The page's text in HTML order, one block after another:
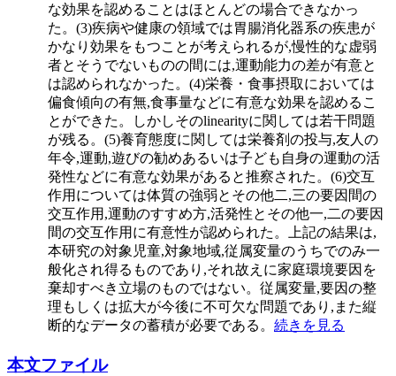
な効果を認めることはほとんどの場合できなかっ
た。(3)疾病や健康の領域では胃腸消化器系の疾患が
かなり効果をもつことが考えられるが,慢性的な虚弱
者とそうでないものの間には,運動能力の差が有意と
は認められなかった。(4)栄養・食事摂取においては
偏食傾向の有無,食事量などに有意な効果を認めるこ
とができた。しかしそのlinearityに関しては若干問題
が残る。(5)養育態度に関しては栄養剤の投与,友人の
年令,運動,遊びの勧めあるいは子ども自身の運動の活
発性などに有意な効果があると推察された。(6)交互
作用については体質の強弱とその他二,三の要因間の
交互作用,運動のすすめ方,活発性とその他一,二の要因
間の交互作用に有意性が認められた。上記の結果は,
本研究の対象児童,対象地域,従属変量のうちでのみ一
般化され得るものであり,それ故えに家庭環境要因を
棄却すべき立場のものではない。従属変量,要因の整
理もしくは拡大が今後に不可欠な問題であり,また縦
断的なデータの蓄積が必要である。 続きを見る
本文ファイル